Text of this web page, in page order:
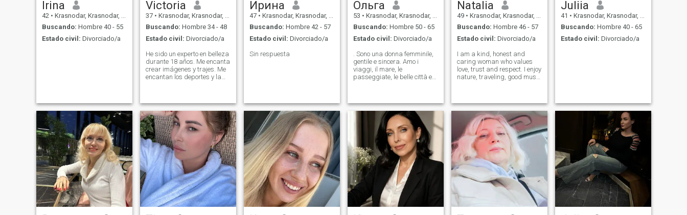
Irina
42 • Krasnodar, Krasnodar, Rusia
Buscando: Hombre 40 - 55
Estado civil: Divorciado/a
Victoria
37 • Krasnodar, Krasnodar, Rusia
Buscando: Hombre 34 - 48
Estado civil: Divorciado/a
He sido un experto en belleza
durante 18 años. Me encanta
crear imágenes y trajes. Me
encantan los deportes y la
de todo esto.
Ирина
47 • Krasnodar, Krasnodar, Rusia
Buscando: Hombre 42 - 57
Estado civil: Divorciado/a
Sin respuesta
Ольга
53 • Krasnodar, Krasnodar, Rusia
Buscando: Hombre 50 - 65
Estado civil: Divorciado/a
. Sono una donna femminile,
gentile e sincera. Amo i
viaggi, il mare, le
passeggiate, le belle città e
rispetto, sostegno reciproco e
il desiderio di rendere la vita
Natalia
49 • Krasnodar, Krasnodar, Rusia
Buscando: Hombre 46 - 57
Estado civil: Divorciado/a
I am a kind, honest and
caring woman who values
love, trust and respect. I enjoy
nature, traveling, good music
is even better when shared
with the right person. I
Juliia
41 • Krasnodar, Krasnodar, Rusia
Buscando: Hombre 40 - 65
Estado civil: Divorciado/a